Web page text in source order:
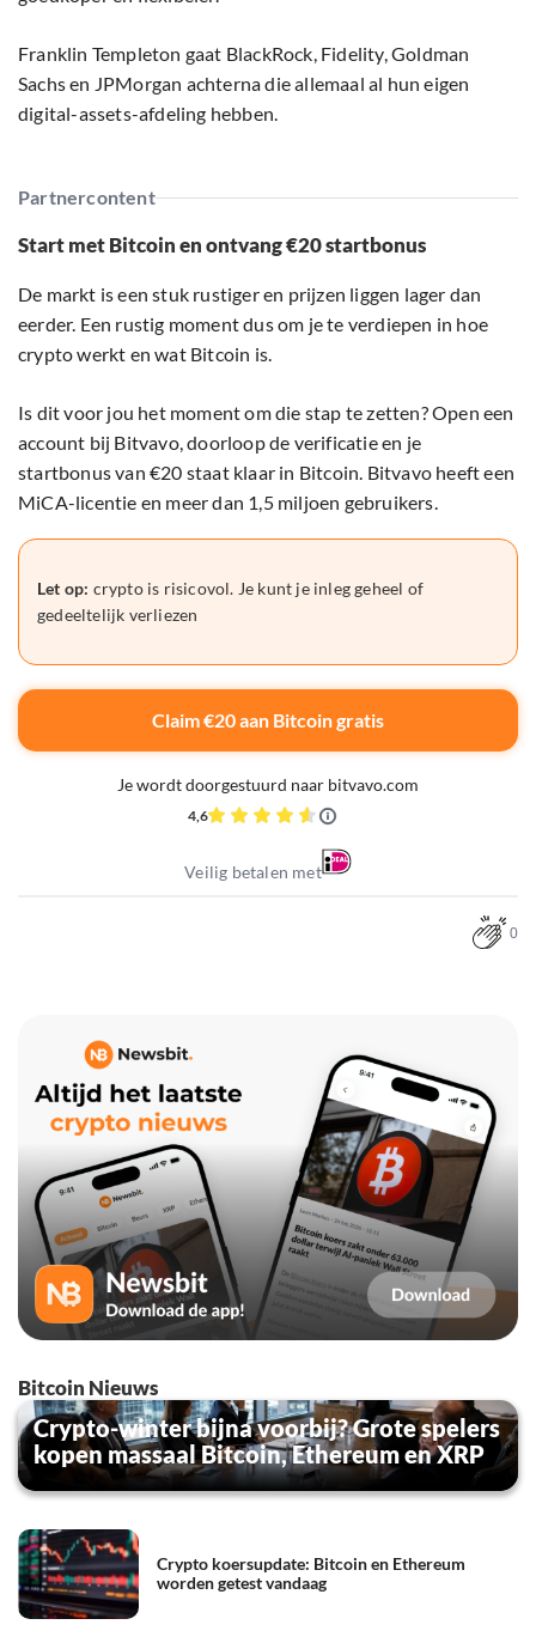
Franklin Templeton gaat BlackRock, Fidelity, Goldman
Sachs en JPMorgan achterna die allemaal al hun eigen
digital-assets-afdeling hebben.
Partnercontent
Start met Bitcoin en ontvang €20 startbonus
De markt is een stuk rustiger en prijzen liggen lager dan
eerder. Een rustig moment dus om je te verdiepen in hoe
crypto werkt en wat Bitcoin is.
Is dit voor jou het moment om die stap te zetten? Open een
account bij Bitvavo, doorloop de verificatie en je
startbonus van €20 staat klaar in Bitcoin. Bitvavo heeft een
MiCA-licentie en meer dan 1,5 miljoen gebruikers.
Let op: crypto is risicovol. Je kunt je inleg geheel of
gedeeltelijk verliezen
Claim €20 aan Bitcoin gratis
Je wordt doorgestuurd naar bitvavo.com
4,6
Veilig betalen met
0
Bitcoin Nieuws
Crypto-winter bijna voorbij? Grote spelers
kopen massaal Bitcoin, Ethereum en XRP
Crypto koersupdate: Bitcoin en Ethereum
worden getest vandaag